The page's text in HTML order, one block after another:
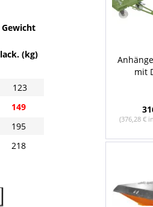
Gewicht
lack. (kg)
123
149
195
218
mit
(376,28 €